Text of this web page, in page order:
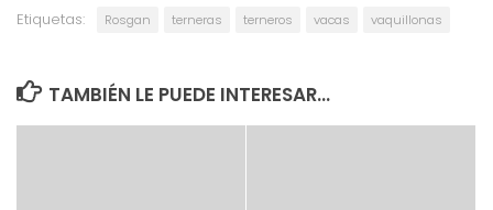
Etiquetas: Rosgan terneras terneros vacas vaquillonas
TAMBIÉN LE PUEDE INTERESAR...